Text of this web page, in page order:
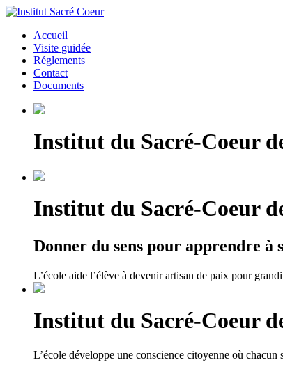
Accueil
Visite guidée
Réglements
Contact
Documents
Institut du Sacré-Coeur
Institut du Sacré-Coeur
Donner du sens pour apprendre à
L’école aide l’élève à devenir artisan de paix pour
Institut du Sacré-Coeur
L’école développe une conscience citoyenne où chacun